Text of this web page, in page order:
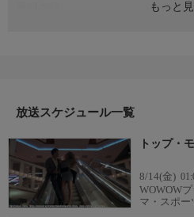
もっと
美貌の女流作家のサラは、コール
営を始めることになった。店は多
もよらぬ大盛況となっていく。サ
ろではない人気となるが、次第に
ることに葛藤を感じ始める。しか
放送スケジュール一覧
トップ・
8/14(金)
WOWOW
マ・スポー